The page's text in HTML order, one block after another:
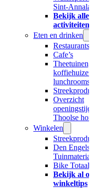
Sint-
Bekijk alle
activiteiten
Eten en drinken
Restaurants
Cafe’s
Theetuinen,
lunchrooms
Overzicht
Thoolse
Winkelen
Den
Bike Totaal
Bekijk al
winkeltips